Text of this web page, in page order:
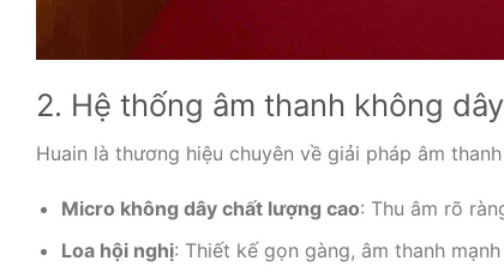
2. Hệ thống âm thanh không
Huain là thương hiệu chuyên về giải pháp âm
Micro không dây chất lượng cao: Thu âm rõ
Loa hội nghị: Thiết kế gọn gàng, âm thanh